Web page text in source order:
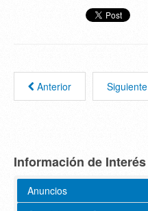
Anterior Siguiente
Información de Interés
Anuncios